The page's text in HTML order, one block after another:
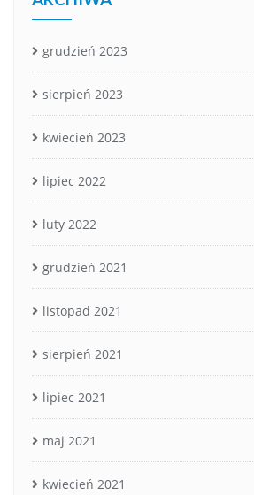
grudzień 2023
sierpień 2023
kwiecień 2023
lipiec 2022
luty 2022
grudzień 2021
listopad 2021
sierpień 2021
lipiec 2021
maj 2021
kwiecień 2021